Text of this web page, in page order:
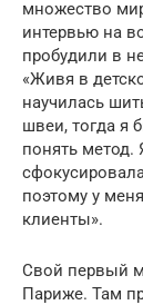
множество
интервью на
пробудили в
«Живя в
научилась
швеи, тогда я
понять метод.
поэтому у
клиенты».
Свой первый
Париже. Там